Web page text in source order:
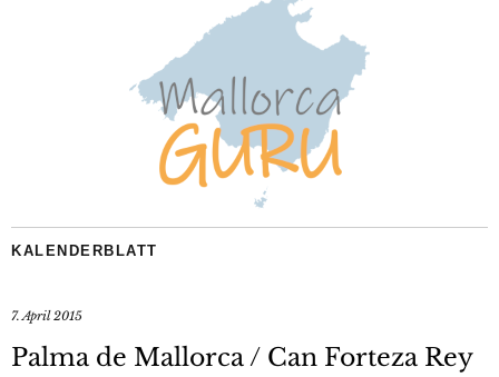
KALENDERBLATT
7. April 2015
Palma de Mallorca / Can Forteza Rey